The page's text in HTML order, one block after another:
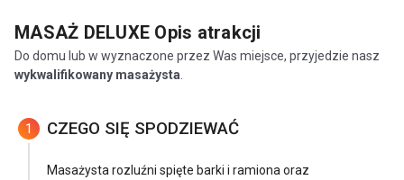
MASAŻ DELUXE Opis atrakcji
Do domu lub w wyznaczone przez Was miejsce, przyjedzie nasz
wykwalifikowany masażysta
1 CZEGO SIĘ SPODZIEWAĆ
Masażysta rozluźni spięte barki i ramiona oraz